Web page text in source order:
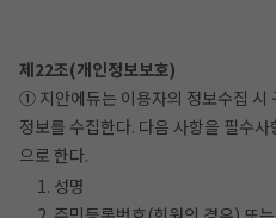
제22조(개인정보보호)
① 지안에듀는 이용자의 정보수집 시
정보를 수집한다. 다음 사항을 필수
으로 한다.
1. 성명